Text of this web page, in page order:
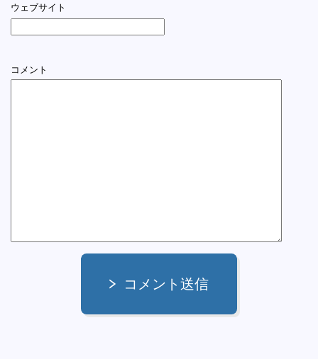
ウェブサイト
コメント
コメント送信